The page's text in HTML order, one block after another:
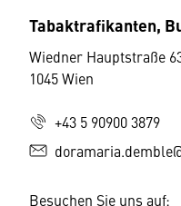
Tabaktrafikanten,
Wiedner Hauptstraße
1045 Wien
+43 5 90900 3879
Besuchen Sie uns auf: